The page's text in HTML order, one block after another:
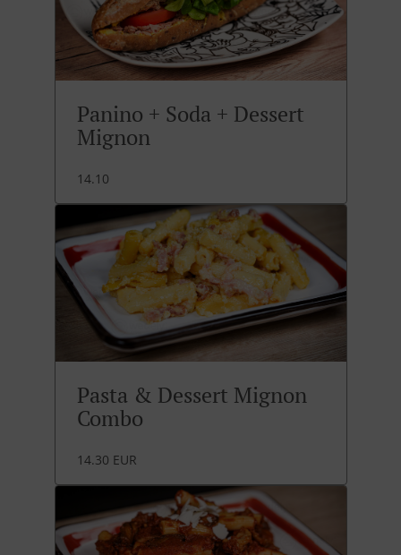
Panino + Soda + Dessert
Mignon
14.10
Pasta & Dessert Mignon
Combo
14.30 EUR